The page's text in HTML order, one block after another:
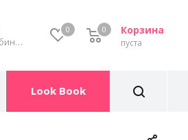
0 Корзина
пуста
0
Мой кабинет
Look Book